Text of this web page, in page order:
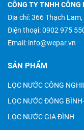
CÔNG TY TNHH CÔNG
Địa chỉ: 366 Thạch
Điện thoại:0902 975
Email: info@wepar.vn
SẢN PHẨM
LỌC NƯỚC CÔNG
LỌC NƯỚC ĐÓNG
LỌC NƯỚC GIA ĐÌNH